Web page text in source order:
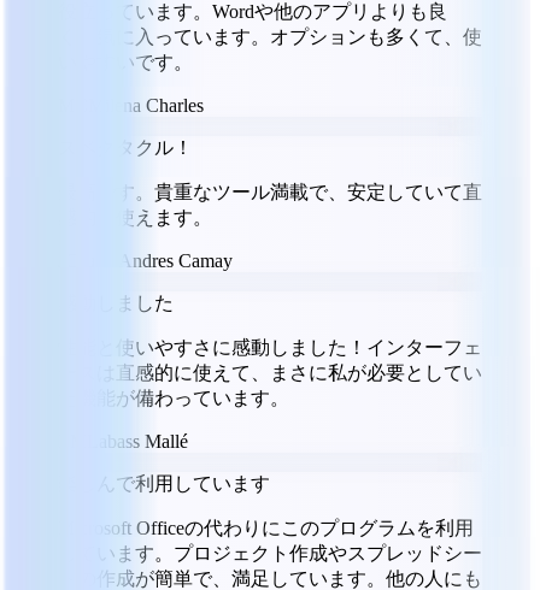
役立っています。Wordや他のアプリよりも良
く、気に入っています。オプションも多くて、使
いやすいです。
Milena Charles
スペクタクル！
最高です。貴重なツール満載で、安定していて直
感的に使えます。
Julio Andres Camay
感動しました
性能と使いやすさに感動しました！インターフェ
ースは直感的に使えて、まさに私が必要としてい
た機能が備わっています。
Labass Mallé
楽しんで利用しています
Microsoft Officeの代わりにこのプログラムを利用
しています。プロジェクト作成やスプレッドシー
トの作成が簡単で、満足しています。他の人にも